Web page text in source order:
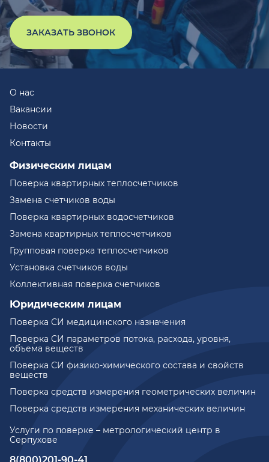
ЗАКАЗАТЬ ЗВОНОК
Услуги по поверке – метрологический центр в
Серпухове
О нас
Вакансии
Новости
Контакты
Физическим лицам
Поверка квартирных теплосчетчиков
Замена счетчиков воды
Поверка квартирных водосчетчиков
Замена квартирных теплосчетчиков
Групповая поверка теплосчетчиков
Установка счетчиков воды
Коллективная поверка счетчиков
Юридическим лицам
Поверка СИ медицинского назначения
Поверка СИ параметров потока, расхода, уровня,
объема веществ
Поверка СИ физико-химического состава и свойств
веществ
Поверка средств измерения геометрических величин
Поверка средств измерения механических величин